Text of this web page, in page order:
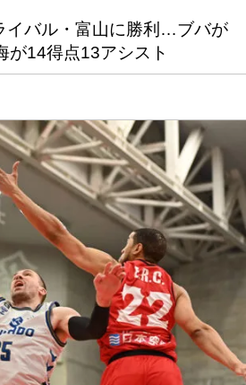
イバル・富山に勝利…ブバが
が14得点13アシスト